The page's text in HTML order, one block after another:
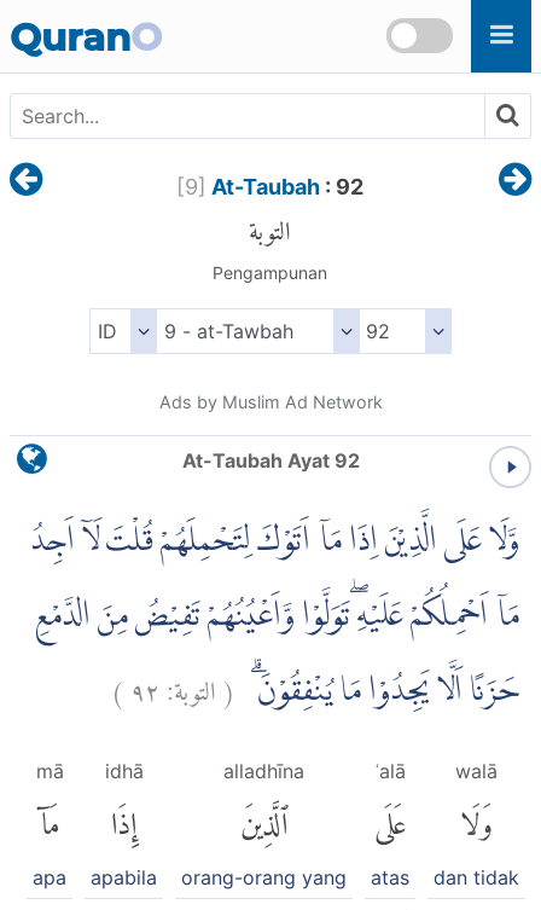
QuranO
[9] At-Taubah : 92
التوبة
Pengampunan
Ads by Muslim Ad Network
At-Taubah Ayat 92
وَّلَا عَلَى الَّذِيْنَ اِذَا مَآ اَتَوْكَ لِتَحْمِلَهُمْ قُلْتَ لَآ اَجِدُ
مَآ اَحْمِلُكُمْ عَلَيْهِ ۖتَوَلَّوْا وَّاَعْيُنُهُمْ تَفِيْضُ مِنَ الدَّمْعِ
حَزَنًا اَلَّا يَجِدُوْا مَا يُنْفِقُوْنَۗ (التوبة:٩٢)
walā
وَلَا
dan tidak
ʿalā
عَلَى
atas
alladhīna
ٱلَّذِينَ
orang-orang yang
idhā
إِذَا
apabila
mā
مَآ
apa